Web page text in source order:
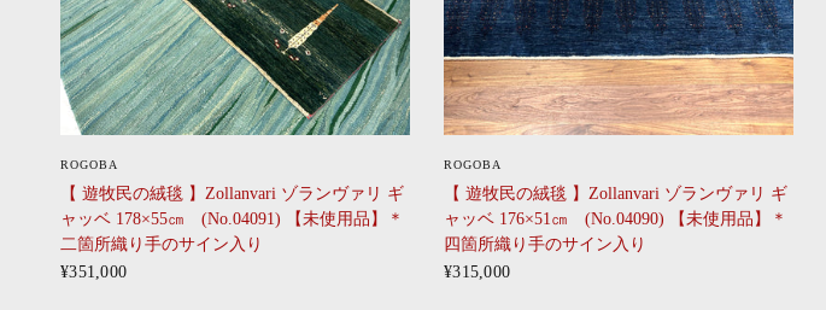
ROGOBA
【 遊牧民の絨毯 】Zollanvari ゾランヴァリ ギ
ャッベ 178×55㎝ (No.04091) 【未使用品】＊
二箇所織り手のサイン入り
¥351,000
ROGOBA
【 遊牧民の絨毯 】Zollanvari ゾランヴァリ ギ
ャッベ 176×51㎝ (No.04090) 【未使用品】＊
四箇所織り手のサイン入り
¥315,000